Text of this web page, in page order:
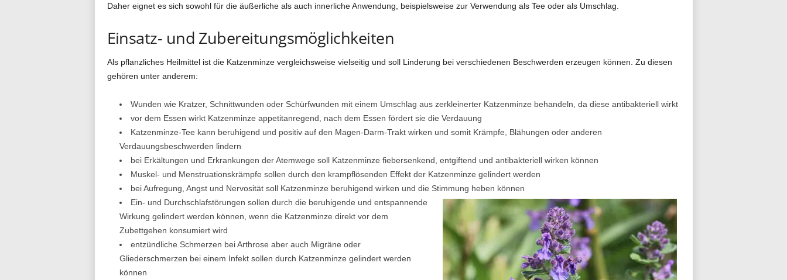
Daher eignet es sich sowohl für die äußerliche als auch innerliche Anwendung, beispielsweise zur Verwendung als Tee oder als Umschlag.
Einsatz- und Zubereitungsmöglichkeiten
Als pflanzliches Heilmittel ist die Katzenminze vergleichsweise vielseitig und soll Linderung bei verschiedenen Beschwerden erzeugen können. Zu diesen
gehören unter anderem:
Wunden wie Kratzer, Schnittwunden oder Schürfwunden mit einem Umschlag aus zerkleinerter Katzenminze behandeln, da diese antibakteriell wirkt
vor dem Essen wirkt Katzenminze appetitanregend, nach dem Essen fördert sie die Verdauung
Katzenminze-Tee kann beruhigend und positiv auf den Magen-Darm-Trakt wirken und somit Krämpfe, Blähungen oder anderen
Verdauungsbeschwerden lindern
bei Erkältungen und Erkrankungen der Atemwege soll Katzenminze fiebersenkend, entgiftend und antibakteriell wirken können
Muskel- und Menstruationskrämpfe sollen durch den krampflösenden Effekt der Katzenminze gelindert werden
bei Aufregung, Angst und Nervosität soll Katzenminze beruhigend wirken und die Stimmung heben können
Ein- und Durchschlafstörungen sollen durch die beruhigende und entspannende
Wirkung gelindert werden können, wenn die Katzenminze direkt vor dem
Zubettgehen konsumiert wird
entzündliche Schmerzen bei Arthrose aber auch Migräne oder
Gliederschmerzen bei einem Infekt sollen durch Katzenminze gelindert werden
können